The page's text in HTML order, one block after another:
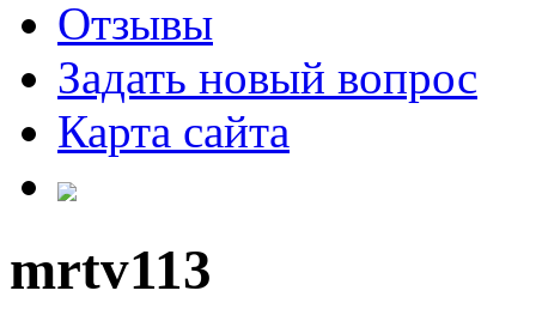
Отзывы
Задать новый вопрос
Карта сайта
mrtv113